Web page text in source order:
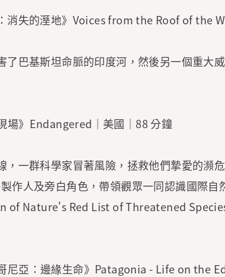
消失的溼地》Voices from the Roof of the
了巴基斯坦命脈的印度河，然後另一個重大
場》Endangered｜美國｜88 分鐘
，一群科學家冒著風險，拯救他們摯愛的瀕
作人及旁白角色，帶領觀眾一同認識國際
of Nature's Red List of Threatened
尼亞：邊緣生命》Patagonia - Life on the